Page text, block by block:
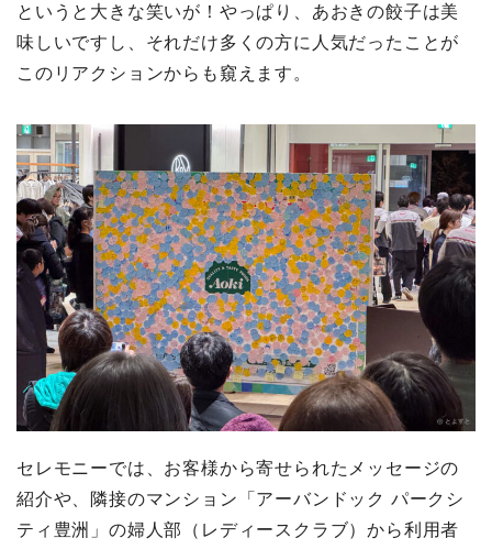
というと大きな笑いが！やっぱり、あおきの餃子は美
味しいですし、それだけ多くの方に人気だったことが
このリアクションからも窺えます。
セレモニーでは、お客様から寄せられたメッセージの
紹介や、隣接のマンション「アーバンドック パークシ
ティ豊洲」の婦人部（レディースクラブ）から利用者